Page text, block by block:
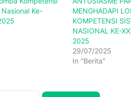
Ke-
MENGHADAPI
KOMPETENSI
NASIONAL KE-
2025
29/07/2025
In "Berita"